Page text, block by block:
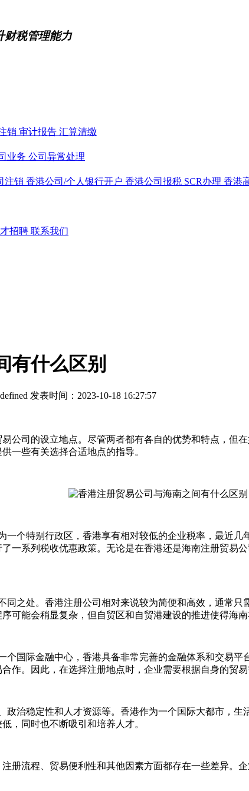
财税管理能力
销 审计报告 汇算清缴
业务 公司异常处理
注销 香港公司/个人银行开户 香港公司报税 SCR办理 香港
招聘 联系我们
有什么区别
发表时间：2023-10-18 16:27:57
司的设立地点。尽管两者都有各自的优势和特点，但
一些有关选择合适地点的指导。
特别行政区，香港享有相对较低的企业税率，最近几
一系列税收优惠政策。无论是在香港还是海南注册贸易
处。香港注册公司相对来说较为简便和高效，通常只
可能会稍显复杂，但自贸区和自贸港建设的推进使得海
际金融中心，香港具备非常完善的金融体系和交易平
作。因此，在选择注册地点时，企业需要根据自身的贸易
稳定性和人才资源等。香港作为一个国际大都市，生
，同时也不断吸引和培养人才。
流程、贸易便利性和其他因素方面都存在一些差异。